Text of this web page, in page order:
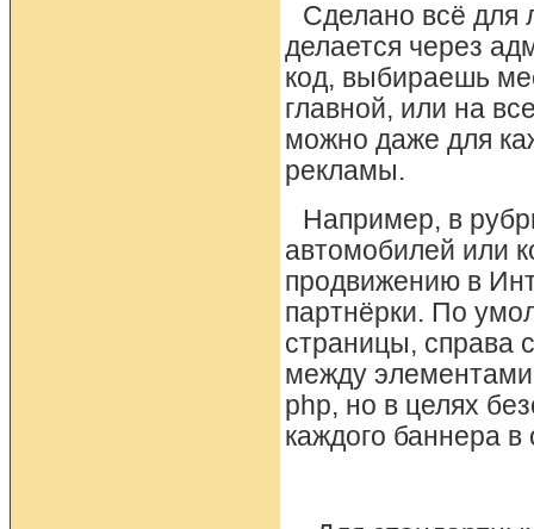
Сделано всё для
делается через
код, выбираешь
главной, или на
можно даже для
рекламы.
Например, в
автомобилей или
продвижению в
партнёрки. По
страницы, справа
между
php, но в целях
каждого баннера в